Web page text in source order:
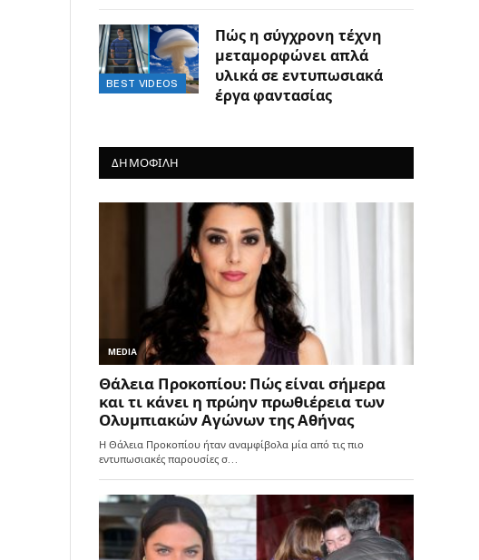
BEST VIDEOS
Πώς η σύγχρονη τέχνη
μεταμορφώνει απλά
υλικά σε εντυπωσιακά
έργα φαντασίας
ΔΗΜΟΦΙΛΗ